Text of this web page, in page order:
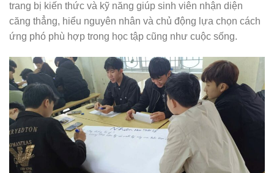
trang bị kiến thức và kỹ năng giúp sinh viên nhận diện
căng thẳng, hiểu nguyên nhân và chủ động lựa chọn cách
ứng phó phù hợp trong học tập cũng như cuộc sống.